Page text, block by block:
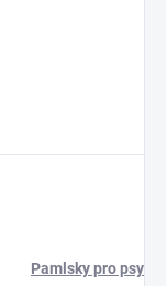
Pamlsky pro psy